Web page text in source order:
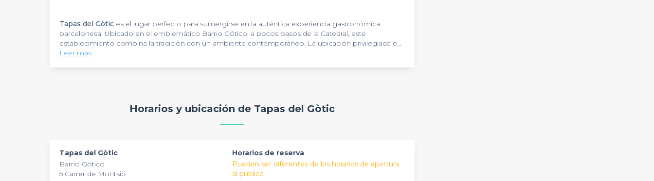
Tapas del Gòtic es el lugar perfecto para sumergirse en la auténtica experiencia gastronómica
barcelonesa. Ubicado en el emblemático Barrio Gótico, a pocos pasos de la Catedral, este
establecimiento combina la tradición con un ambiente contemporáneo. La ubicación privilegiada en
Carrer de Montsió
diseñada para compartir. Sus espacios versátiles y su servicio atento hacen de este local el sitio ideal
Leer más
Horarios y ubicación de Tapas del Gòtic
Tapas del Gòtic
Barrio Gótico
5 Carrer de Montsió
Horarios de reserva
Pueden ser diferentes de los horarios de apertura
al público